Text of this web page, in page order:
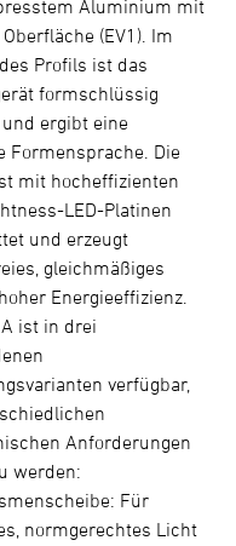
Aluminium mit
(EV1). Im
Profils ist das
formschlüssig
ergibt eine
Formensprache. Die
mit hocheffizienten
LED-Platinen
und erzeugt
gleichmäßiges
Energieeffizienz.
ist in drei
verfügbar,
Anforderungen
werden:
Für
normgerechtes Licht